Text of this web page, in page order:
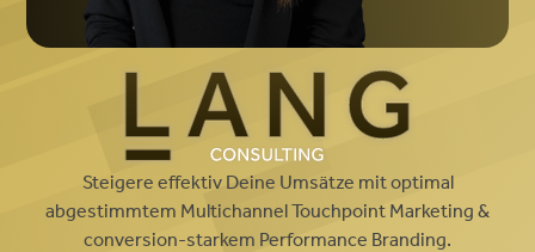
Steigere effektiv Deine Umsätze mit optimal
abgestimmtem Multichannel Touchpoint Marketing &
conversion-starkem Performance Branding.